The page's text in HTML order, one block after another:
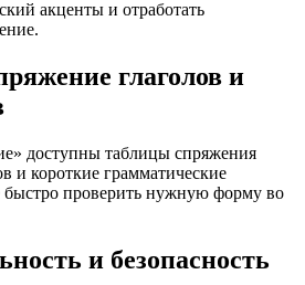
акценты и отработать
глаголов и
доступны таблицы спряжения
и короткие грамматические
проверить нужную форму во
и безопасность